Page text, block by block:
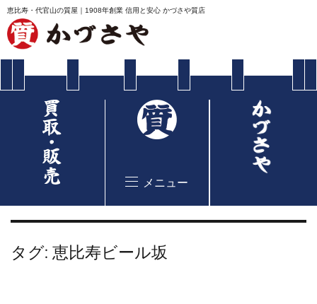
恵比寿・代官山の質屋｜1908年創業 信用と安心 かづさや質店
メニュー
タグ: 恵比寿ビール坂